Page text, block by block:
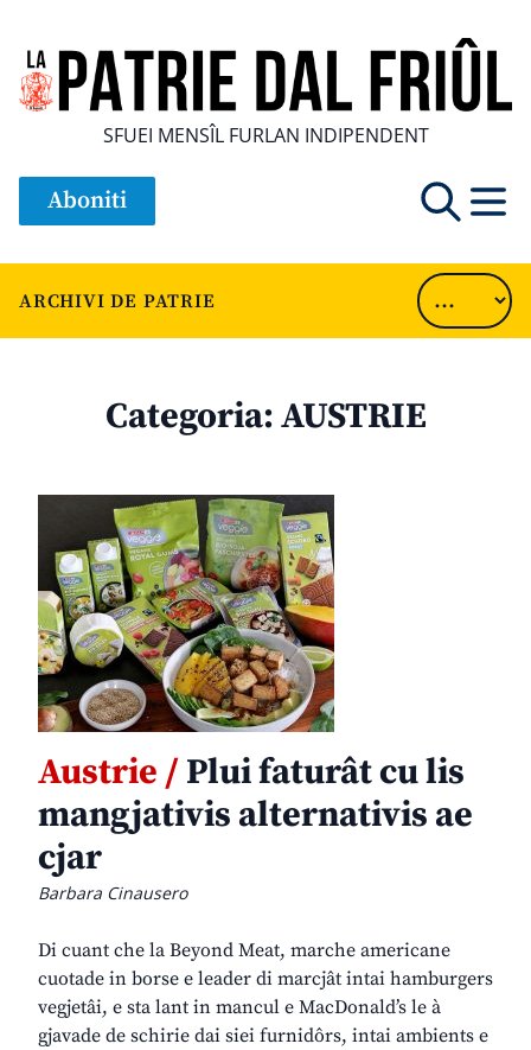
SFUEI MENSÎL FURLAN INDIPENDENT
Aboniti
ARCHIVI DE PATRIE
Categoria:AUSTRIE
Austrie /Plui faturât cu lis
mangjativis alternativis ae
cjar
Barbara Cinausero
Di cuant che la Beyond Meat, marche americane
cuotade in borse e leader di marcjât intai hamburgers
vegjetâi, e sta lant in mancul e MacDonald’s le à
gjavade de schirie dai siei furnidôrs, intai ambients e